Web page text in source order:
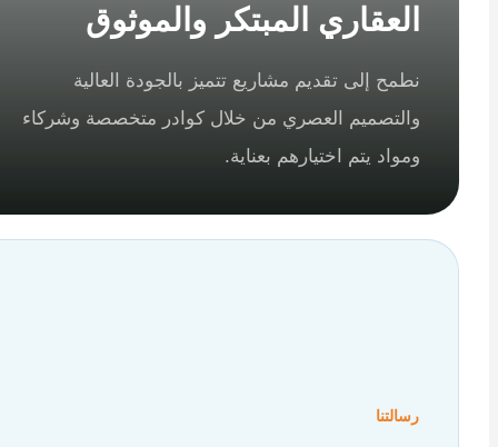
العقاري المبتكر والموثوق
نطمح إلى تقديم مشاريع تتميز بالجودة العالية
والتصميم العصري من خلال كوادر متخصصة وشركاء
ومواد يتم اختيارهم بعناية.